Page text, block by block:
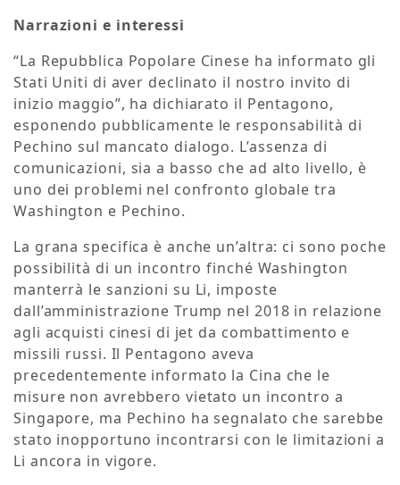
Narrazioni e interessi
“La Repubblica Popolare Cinese ha informato gli
Stati Uniti di aver declinato il nostro invito di
inizio maggio”, ha dichiarato il Pentagono,
esponendo pubblicamente le responsabilità di
Pechino sul mancato dialogo. L’assenza di
comunicazioni, sia a basso che ad alto livello, è
uno dei problemi nel confronto globale tra
Washington e Pechino.
La grana specifica è anche un’altra: ci sono poche
possibilità di un incontro finché Washington
manterrà le sanzioni su Li, imposte
dall’amministrazione Trump nel 2018 in relazione
agli acquisti cinesi di jet da combattimento e
missili russi. Il Pentagono aveva
precedentemente informato la Cina che le
misure non avrebbero vietato un incontro a
Singapore, ma Pechino ha segnalato che sarebbe
stato inopportuno incontrarsi con le limitazioni a
Li ancora in vigore.